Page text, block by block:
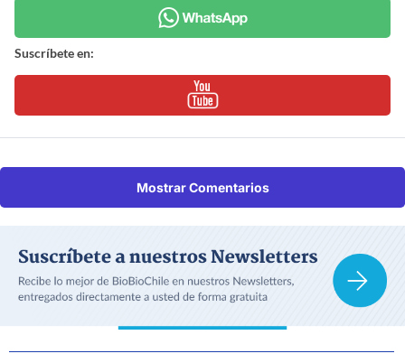
Suscríbete en:
Mostrar Comentarios